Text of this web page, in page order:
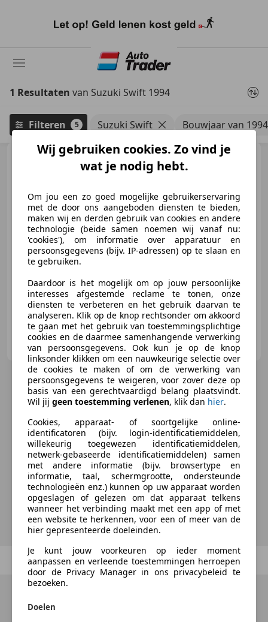
naar
1 Resultaten van Suzuki Swift 1994
Filteren 5 Suzuki Swift Bouwjaar van 1994
Suzuki Swift 1.3 Cabrio
€ 2.250
05/1994 171.496 km
Langemeen Auto's
NL-7671 SB VRIEZENVEEN
Vorige 1 /1 Volgende
Wij gebruiken cookies. Zo vind je
wat je nodig hebt.
Om jou een zo goed mogelijke gebruikerservaring
met de door ons aangeboden diensten te bieden,
maken wij en derden gebruik van cookies en andere
technologie (beide samen noemen wij vanaf nu:
'cookies'), om informatie over apparatuur en
persoonsgegevens (bijv. IP-adressen) op te slaan en
te gebruiken.
Daardoor is het mogelijk om op jouw persoonlijke
interesses afgestemde reclame te tonen, onze
diensten te verbeteren en het gebruik daarvan te
analyseren. Klik op de knop rechtsonder om akkoord
te gaan met het gebruik van toestemmingsplichtige
cookies en de daarmee samenhangende verwerking
van persoonsgegevens. Ook kun je op de knop
linksonder klikken om een nauwkeurige selectie over
de cookies te maken of om de verwerking van
persoonsgegevens te weigeren, voor zover deze op
basis van een gerechtvaardigd belang plaatsvindt.
Wil jij geen toestemming verlenen, klik dan hier.
Cookies, apparaat- of soortgelijke online-
identificatoren (bijv. login-identificatiemiddelen,
willekeurig toegewezen identificatiemiddelen,
netwerk-gebaseerde identificatiemiddelen) samen
met andere informatie (bijv. browsertype en
informatie, taal, schermgrootte, ondersteunde
technologieën enz.) kunnen op uw apparaat worden
opgeslagen of gelezen om dat apparaat telkens
wanneer het verbinding maakt met een app of met
een website te herkennen, voor een of meer van de
hier gepresenteerde doeleinden.
Je kunt jouw voorkeuren op ieder moment
aanpassen en verleende toestemmingen herroepen
door de Privacy Manager in ons privacybeleid te
bezoeken.
Doelen